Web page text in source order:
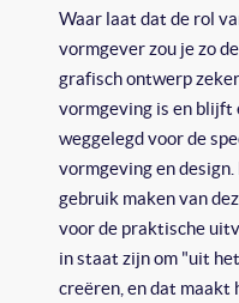
Waar laat dat de rol
vormgever zou je zo
grafisch ontwerp
vormgeving is en blijft
weggelegd voor de
vormgeving en
gebruik maken van
voor de praktische
in staat zijn om "uit
creëren, en dat maakt